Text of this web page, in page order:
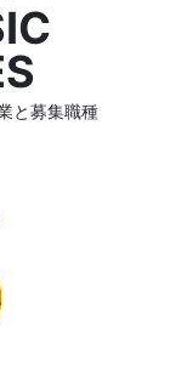
と募集職種